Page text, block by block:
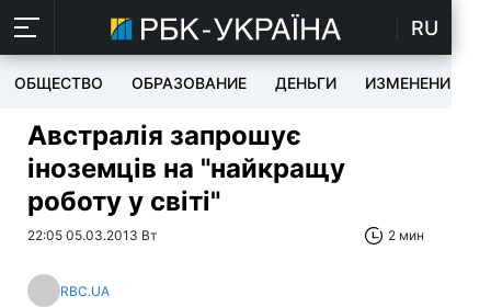
RU
ОБЩЕСТВО ОБРАЗОВАНИЕ ДЕНЬГИ ИЗМЕНЕНИЯ
Австралія запрошує
іноземців на "найкращу
роботу у світі"
22:05 05.03.2013 Вт 2 мин
RBC.UA